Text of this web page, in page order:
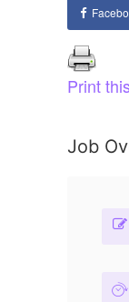
Print
Job